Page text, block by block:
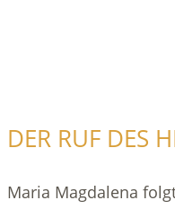
DER RUF DES
Maria Magdalena